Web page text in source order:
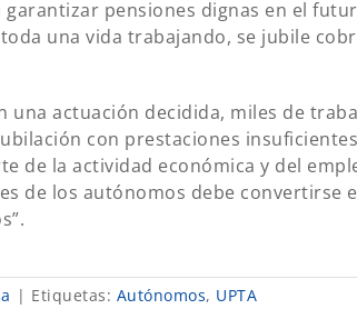
pensiones dignas en el
una vida trabajando, se jubile
una actuación decidida, miles de
con prestaciones
de la actividad económica y del
de los autónomos debe convertirse
| Etiquetas: Autónomos, UPTA